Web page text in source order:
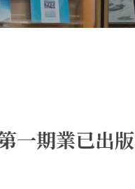
一期業已出版